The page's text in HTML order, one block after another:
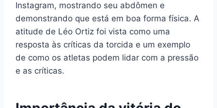
Instagram, mostrando seu abdômen e
demonstrando que está em boa forma física. A
atitude de Léo Ortiz foi vista como uma
resposta às críticas da torcida e um exemplo
de como os atletas podem lidar com a pressão
e as críticas.